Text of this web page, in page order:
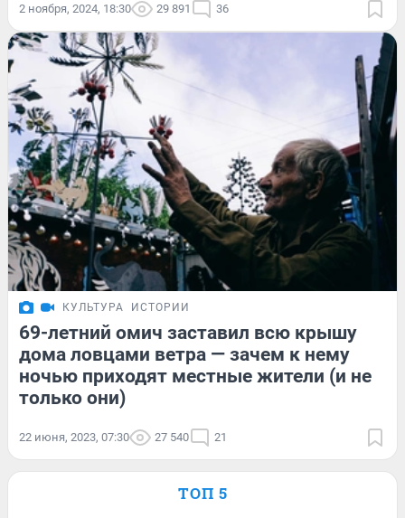
2 ноября, 2024, 18:30 29 891 36
КУЛЬТУРА ИСТОРИИ
69-летний омич заставил всю крышу
дома ловцами ветра — зачем к нему
ночью приходят местные жители (и не
только они)
22 июня, 2023, 07:30 27 540 21
ТОП 5